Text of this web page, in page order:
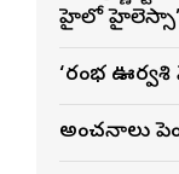
హైలో
‘రంభ
అంచనాలు